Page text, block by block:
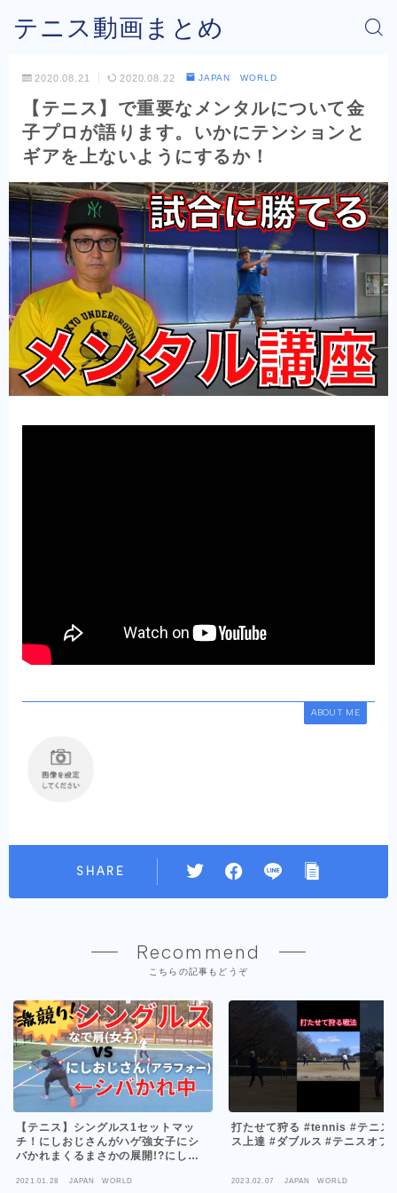
テニス動画まとめ
2020.08.21 2020.08.22 JAPAN WORLD
【テニス】で重要なメンタルについて金
子プロが語ります。いかにテンションと
ギアを上ないようにするか！
ABOUT ME
SHARE
Recommend
こちらの記事もどうぞ
【テニス】シングルス1セットマッ
チ！にしおじさんがハゲ強女子にシ
バかれまくるまさかの展開!?にしお
2021.01.28 JAPAN WORLD
打たせて狩る #tennis #テニス
ス上達 #ダブルス #テニスオフ
2023.02.07 JAPAN WORLD